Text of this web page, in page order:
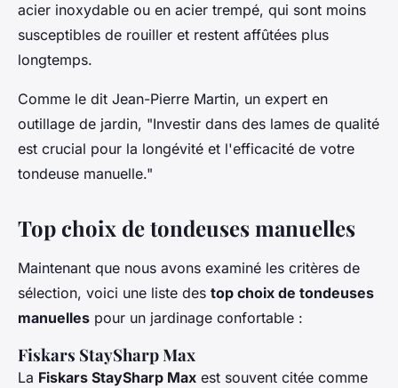
acier inoxydable ou en acier trempé, qui sont moins
susceptibles de rouiller et restent affûtées plus
longtemps.
Comme le dit Jean-Pierre Martin, un expert en
outillage de jardin, "Investir dans des lames de qualité
est crucial pour la longévité et l'efficacité de votre
tondeuse manuelle."
Top choix de tondeuses manuelles
Maintenant que nous avons examiné les critères de
sélection, voici une liste des top choix de tondeuses
manuelles pour un jardinage confortable :
Fiskars StaySharp Max
La Fiskars StaySharp Max est souvent citée comme